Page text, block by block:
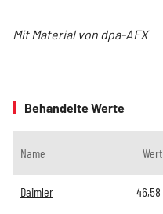
Mit Material von dpa-AFX
Behandelte Werte
Name Wert
Daimler 46,58